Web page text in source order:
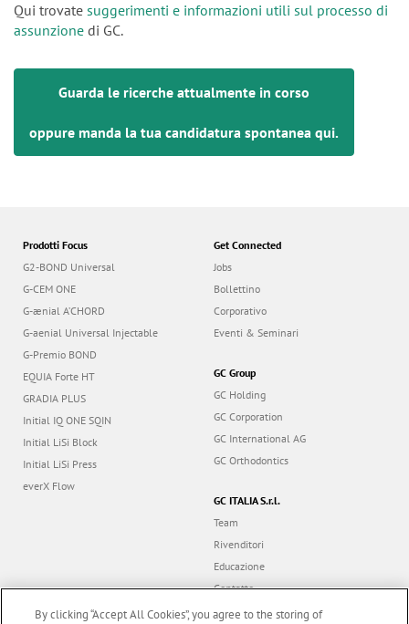
Qui trovate suggerimenti e informazioni utili sul processo di
assunzione di GC.
Guarda le ricerche attualmente in corso
oppure manda la tua candidatura spontanea qui.
Prodotti Focus
G2-BOND Universal
G-CEM ONE
G-ænial A’CHORD
G-aenial Universal Injectable
G-Premio BOND
EQUIA Forte HT
GRADIA PLUS
Initial IQ ONE SQIN
Initial LiSi Block
Initial LiSi Press
everX Flow
Get Connected
Jobs
Bollettino
Corporativo
Eventi & Seminari
GC Group
GC Holding
GC Corporation
GC International AG
GC Orthodontics
GC ITALIA S.r.l.
Team
Rivenditori
Educazione
Contatto
Dealer portal
By clicking “Accept All Cookies”, you agree to the storing of